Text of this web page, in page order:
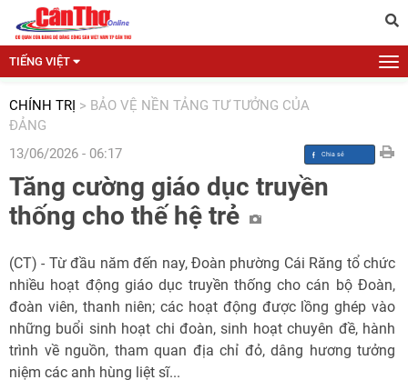
TIẾNG VIỆT
CHÍNH TRỊ > BẢO VỆ NỀN TẢNG TƯ TƯỞNG CỦA
ĐẢNG
13/06/2026 - 06:17
Tăng cường giáo dục truyền
thống cho thế hệ trẻ
(CT) - Từ đầu năm đến nay, Đoàn phường Cái Răng tổ chức
nhiều hoạt động giáo dục truyền thống cho cán bộ Đoàn,
đoàn viên, thanh niên; các hoạt động được lồng ghép vào
những buổi sinh hoạt chi đoàn, sinh hoạt chuyên đề, hành
trình về nguồn, tham quan địa chỉ đỏ, dâng hương tưởng
niệm các anh hùng liệt sĩ...